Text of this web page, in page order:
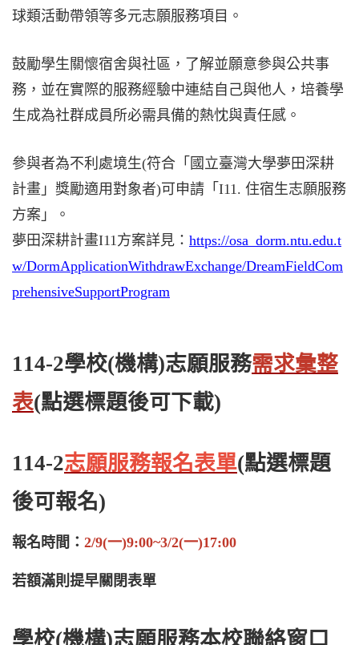
球類活動帶領等多元志願服務項目。
鼓勵學生關懷宿舍與社區，了解並願意參與公共事
務，並在實際的服務經驗中連結自己與他人，培養學
生成為社群成員所必需具備的熱忱與責任感。
參與者為不利處境生(符合「國立臺灣大學夢田深耕
計畫」獎勵適用對象者)可申請「 I11. 住宿生志願服務
方案」。
夢田深耕計畫I11方案詳見： https://osa_dorm.ntu.edu.t
w/DormApplicationWithdrawExchange/DreamFieldCom
prehensiveSupportProgram
114-2學校(機構)志願服務需求彙整
表(點選標題後可下載)
114-2志願服務報名表單(點選標題
後可報名)
報名時間： 2/9(一)9:00~3/2(一)17:00
若額滿則提早關閉表單
學校(機構)志願服務本校聯絡窗口